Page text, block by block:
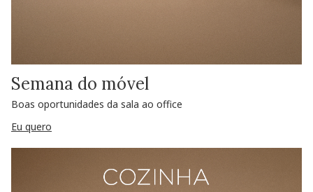
Semana do móvel
Boas oportunidades da sala ao office
Eu quero